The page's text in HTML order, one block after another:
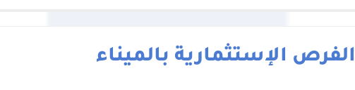
الفرص الإستثمارية بالميناء